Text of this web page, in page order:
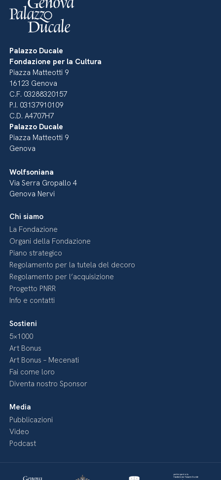
Palazzo Ducale
Fondazione per la Cultura
Piazza Matteotti 9
16123 Genova
C.F. 03288320157
P.I. 03137910109
C.D. A4707H7
Palazzo Ducale
Piazza Matteotti 9
Genova
Wolfsoniana
Via Serra Gropallo 4
Genova Nervi
Chi siamo
La Fondazione
Organi della Fondazione
Piano strategico
Regolamento per la tutela del decoro
Regolamento per l’acquisizione
Progetto PNRR
Info e contatti
Sostieni
5×1000
Art Bonus
Art Bonus – Mecenati
Fai come loro
Diventa nostro Sponsor
Media
Pubblicazioni
Video
Podcast